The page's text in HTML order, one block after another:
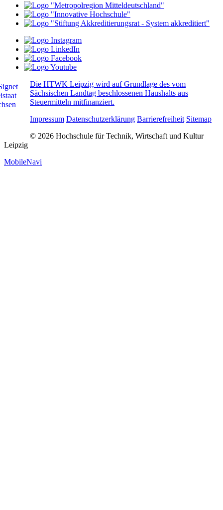
Die HTWK Leipzig wird auf Grundlage des vom
Sächsischen Landtag beschlossenen Haushalts aus
Steuermitteln mitfinanziert.
Impressum Datenschutzerklärung Barrierefreiheit Sitemap
© 2026 Hochschule für Technik, Wirtschaft und Kultur
Leipzig
MobileNavi